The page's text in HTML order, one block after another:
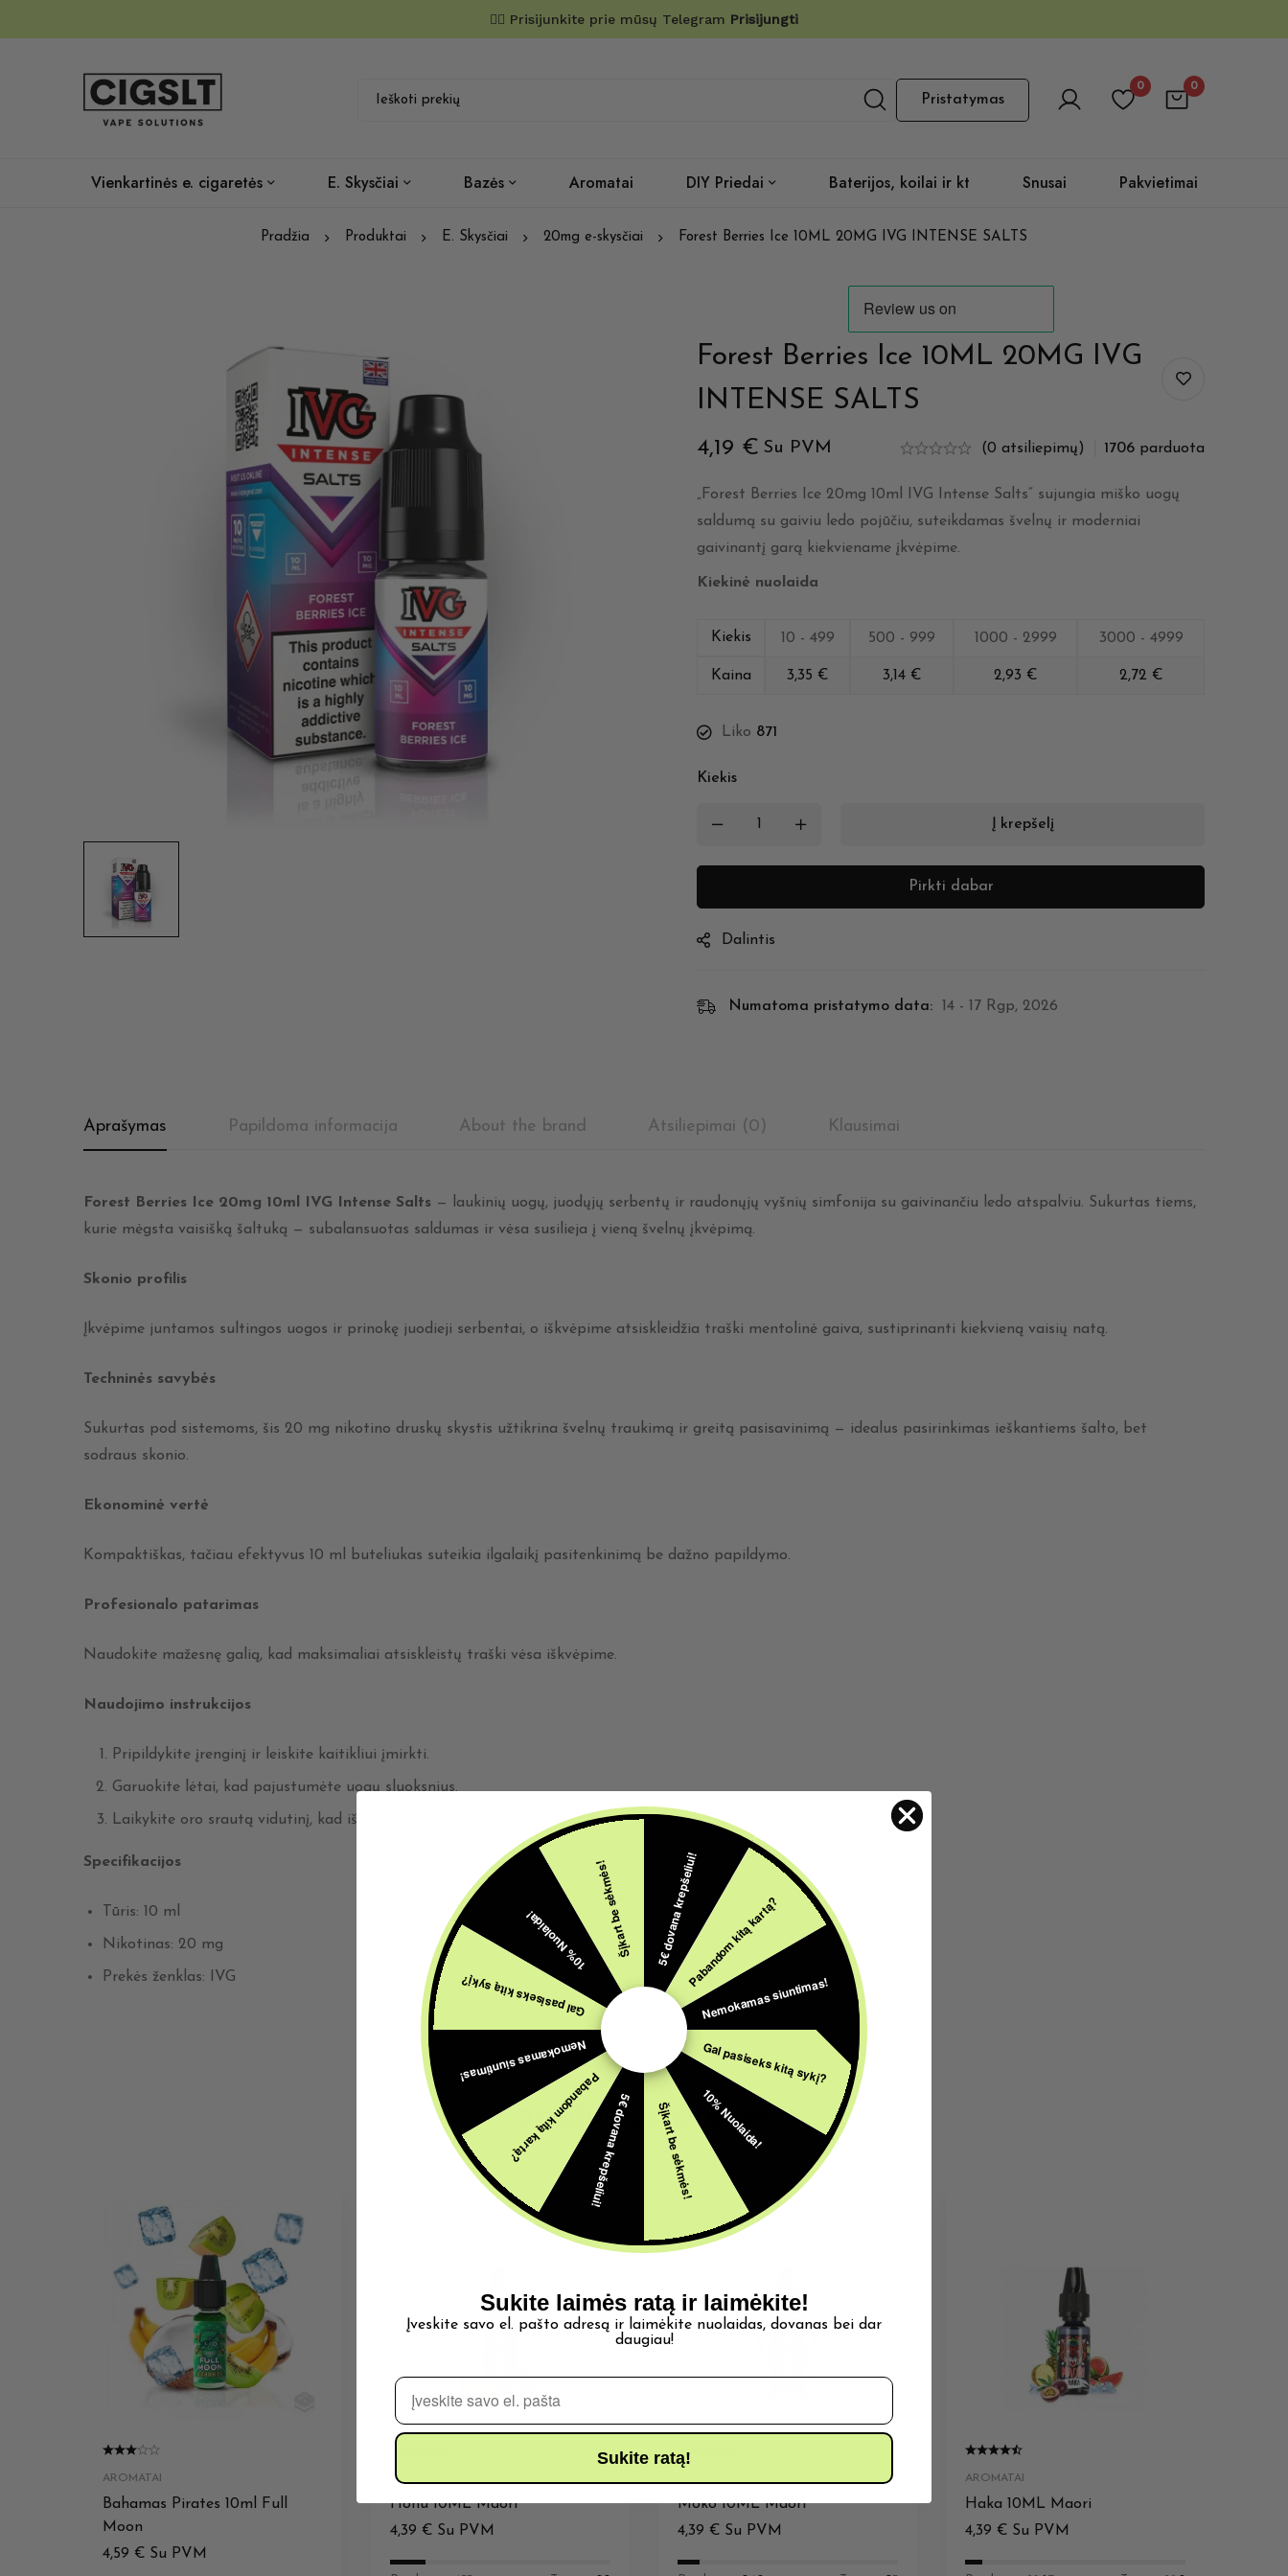
✌🏼 Prisijunkite prie mūsų Telegram Prisijungti
Pristatymas
0 0
Vienkartinės e. cigaretės E. Skysčiai Bazės Aromatai DIY Priedai Baterijos, koilai ir kt Snusai Pakvietimai
Pradžia Produktai E. Skysčiai 20mg e-skysčiai Forest Berries Ice 10ML 20MG IVG INTENSE SALTS
Forest Berries Ice 10ML 20MG IVG
INTENSE SALTS
4,19 € Su PVM (0 atsiliepimų) 1706 parduota
„Forest Berries Ice 20mg 10ml IVG Intense Salts“ sujungia miško uogų
saldumą su gaiviu ledo pojūčiu, suteikdamas švelnų ir moderniai
gaivinantį garą kiekviename įkvėpime.
Kiekinė nuolaida
Kiekis 10 - 499 500 - 999 1000 - 2999 3000 - 4999
Kaina 3,35 € 3,14 € 2,93 € 2,72 €
Liko 871
Kiekis
Į krepšelį
Pirkti dabar
Dalintis
Numatoma pristatymo data: 14 - 17 Rgp, 2026
Aprašymas Papildoma informacija About the brand Atsiliepimai (0) Klausimai
Forest Berries Ice 20mg 10ml IVG Intense Salts — laukinių uogų, juodųjų serbentų ir raudonųjų vyšnių simfonija su gaivinančiu ledo atspalviu. Sukurtas tiems,
kurie mėgsta vaisišką šaltuką — subalansuotas saldumas ir vėsa susilieja į vieną švelnų įkvėpimą.
Skonio profilis
Įkvėpime juntamos sultingos uogos ir prinokę juodieji serbentai, o iškvėpime atsiskleidžia traški mentolinė gaiva, sustiprinanti kiekvieną vaisių natą.
Techninės savybės
Sukurtas pod sistemoms, šis 20 mg nikotino druskų skystis užtikrina švelnų traukimą ir greitą pasisavinimą — idealus pasirinkimas ieškantiems šalto, bet
sodraus skonio.
Ekonominė vertė
Kompaktiškas, tačiau efektyvus 10 ml buteliukas suteikia ilgalaikį pasitenkinimą be dažno papildymo.
Profesionalo patarimas
Naudokite mažesnę galią, kad maksimaliai atsiskleistų traški vėsa iškvėpime.
Naudojimo instrukcijos
Pripildykite įrenginį ir leiskite kaitikliui įmirkti.
Garuokite lėtai, kad pajustumėte uogų sluoksnius.
Laikykite oro srautą vidutinį, kad išlaikytumėte balansą.
Specifikacijos
Tūris: 10 ml
Nikotinas: 20 mg
Prekės ženklas: IVG
Susijusios prekės
AROMATAI
Bahamas Pirates 10ml Full
Moon
4,59 € Su PVM
AROMATAI
Honu 10ML Maori
4,39 € Su PVM
Moko 10ML Maori
4,39 € Su PVM
AROMATAI
Haka 10ML Maori
4,39 € Su PVM
5€ dovana krepšeliui!Pabandom kitą kartą?
Nemokamas siuntimas!
Gal pasiseks kitą sykį?
10% Nuolaida!
Šįkart be sėkmės!
5€ dovana krepšeliui!
Pabandom kitą kartą?
Nemokamas siuntimas!
Gal pasiseks kitą sykį?
10% Nuolaida!Šįkart be sėkmės!
Sukite laimės ratą ir laimėkite!
Įveskite savo el. pašto adresą ir laimėkite nuolaidas, dovanas bei dar
daugiau!
El. Pašto adresas
Sukite ratą!